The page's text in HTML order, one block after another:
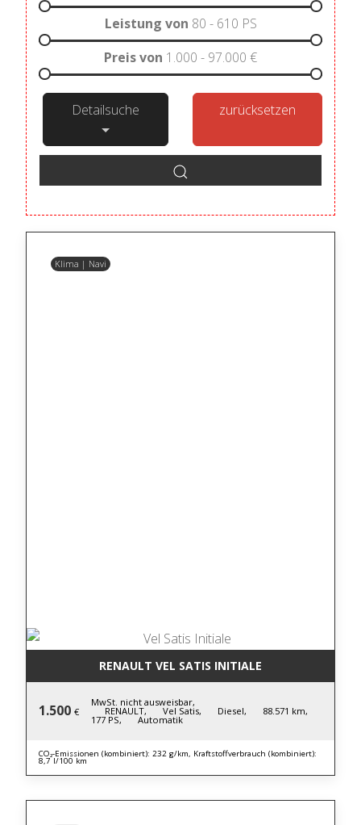
Leistung von 80 - 610 PS
Preis von 1.000 - 97.000 €
Detailsuche zurücksetzen
Klima | Navi
RENAULT VEL SATIS INITIALE
1.500 €
MwSt. nicht ausweisbar,
RENAULT, Vel Satis, Diesel, 88.571 km,
177 PS, Automatik
CO₂-Emissionen (kombiniert): 232 g/km, Kraftstoffverbrauch (kombiniert):
8,7 l/100 km